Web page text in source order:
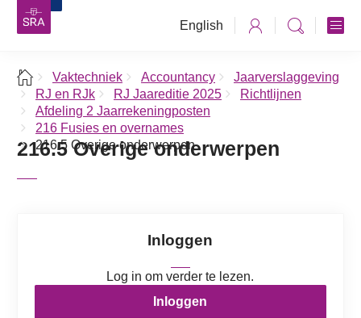
English
Vaktechniek Accountancy
Jaarverslaggeving
RJ en RJk
RJ Jaareditie 2025
Richtlijnen
Afdeling 2 Jaarrekeningposten
216 Fusies en overnames
216.5 Overige onderwerpen
216.5 Overige onderwerpen
Inloggen
Log in om verder te lezen.
Inloggen